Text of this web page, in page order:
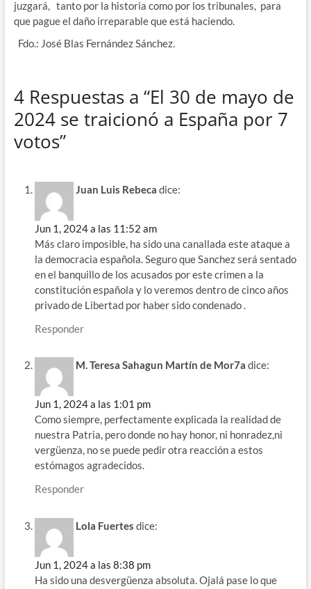
juzgará, tanto por la historia como por los tribunales, para
que pague el daño irreparable que está haciendo.
Fdo.: José Blas Fernández Sánchez.
4 Respuestas a “El 30 de mayo de
2024 se traicionó a España por 7
votos”
Juan Luis Rebeca dice:
Jun 1, 2024 a las 11:52 am
Más claro imposible, ha sido una canallada este ataque a
la democracia española. Seguro que Sanchez será sentado
en el banquillo de los acusados por este crimen a la
constitución española y lo veremos dentro de cinco años
privado de Libertad por haber sido condenado .
Responder
M. Teresa Sahagun Martín de Mor7a dice:
Jun 1, 2024 a las 1:01 pm
Como siempre, perfectamente explicada la realidad de
nuestra Patria, pero donde no hay honor, ni honradez,ni
vergüenza, no se puede pedir otra reacción a estos
estómagos agradecidos.
Responder
Lola Fuertes dice:
Jun 1, 2024 a las 8:38 pm
Ha sido una desvergüenza absoluta. Ojalá pase lo que